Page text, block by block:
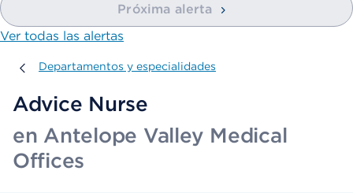
Próxima alerta
Ver todas las alertas
Departamentos y especialidades
Departamentos y especialidades
Advice Nurse
en Antelope Valley Medical
Offices